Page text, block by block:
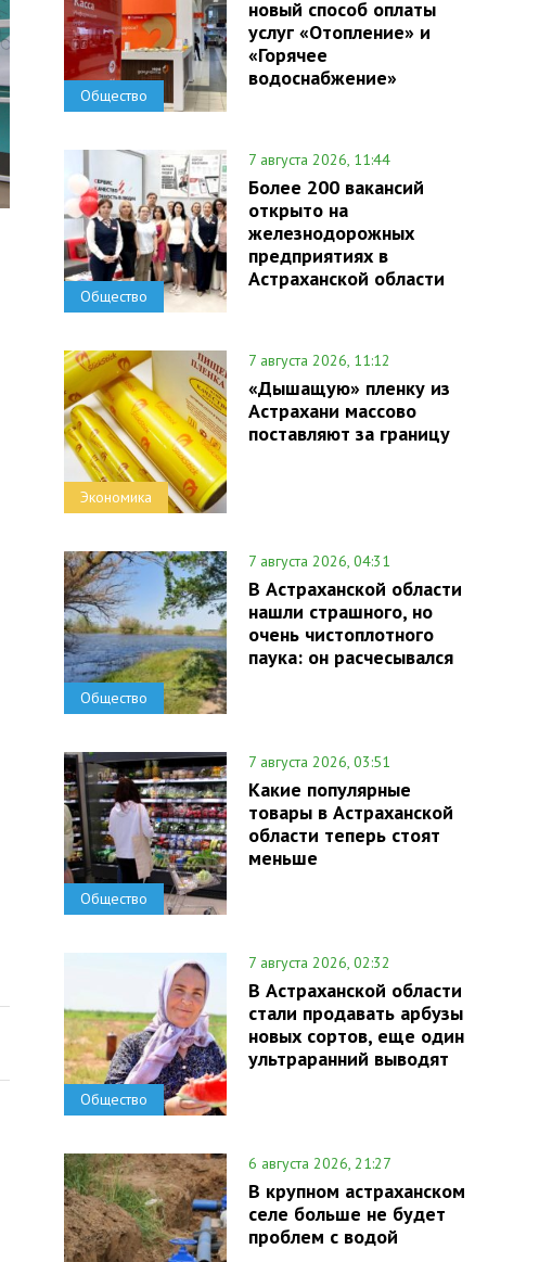
Общество
новый способ оплаты
услуг «Отопление» и
«Горячее
водоснабжение»
Общество
7 августа 2026, 11:44
Более 200 вакансий
открыто на
железнодорожных
предприятиях в
Астраханской области
Экономика
7 августа 2026, 11:12
«Дышащую» пленку из
Астрахани массово
поставляют за границу
Общество
7 августа 2026, 04:31
В Астраханской области
нашли страшного, но
очень чистоплотного
паука: он расчесывался
Общество
7 августа 2026, 03:51
Какие популярные
товары в Астраханской
области теперь стоят
меньше
Общество
7 августа 2026, 02:32
В Астраханской области
стали продавать арбузы
новых сортов, еще один
ультраранний выводят
6 августа 2026, 21:27
В крупном астраханском
селе больше не будет
проблем с водой